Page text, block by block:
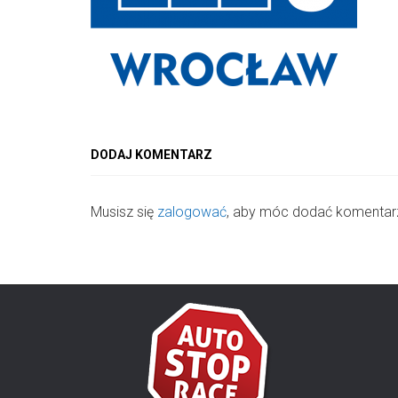
DODAJ KOMENTARZ
Musisz się zalogować, aby móc dodać